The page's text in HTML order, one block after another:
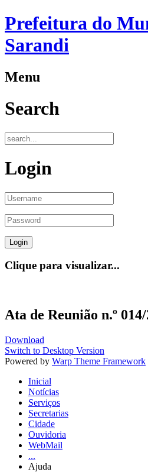
Prefeitura do
Sarandi
Menu
Search
Login
Clique para visualizar...
Ata de Reunião n.º
Download
Switch to Desktop Version
Powered by Warp Theme Framework
Inicial
Notícias
Serviços
Secretarias
Cidade
Ouvidoria
WebMail
...
Ajuda